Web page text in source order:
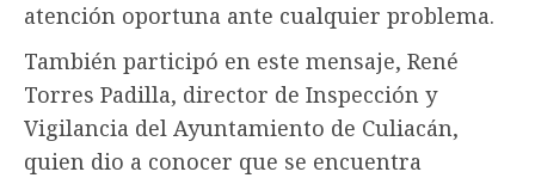
atención oportuna ante cualquier problema.
También participó en este mensaje, René
Torres Padilla, director de Inspección y
Vigilancia del Ayuntamiento de Culiacán,
quien dio a conocer que se encuentra